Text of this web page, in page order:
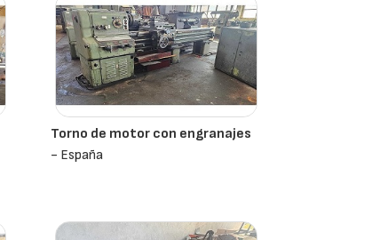
Torno de motor con engranajes
- España